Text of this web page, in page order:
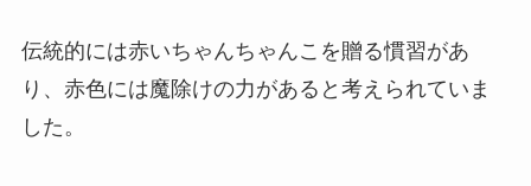
伝統的には赤いちゃんちゃんこを贈る慣習があ
り、赤色には魔除けの力があると考えられていま
した。